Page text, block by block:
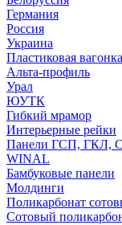
Германия
Россия
Украина
Пластиковая вагонка
Альта-профиль
Урал
ЮУТК
Гибкий мрамор
Интерьерные рейки
Панели ГСП, ГКЛ,
WINAL
Бамбуковые панели
Молдинги
Поликарбонат
Сотовый